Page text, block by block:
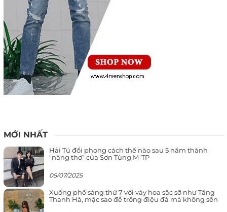
MỚI NHẤT
Hải Tú đổi phong cách thế nào sau 5 năm thành
“nàng thơ” của Sơn Tùng M-TP
05/07/2025
Xuống phố sáng thứ 7 với váy hoa sặc sỡ như Tăng
Thanh Hà, mặc sao để trông điệu đà mà không sến